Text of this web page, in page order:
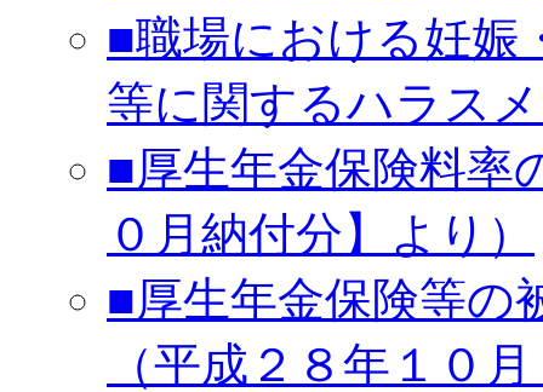
■職場における妊娠
等に関するハラス
■厚生年金保険料率
０月納付分】より）
■厚生年金保険等の
（平成２８年１０